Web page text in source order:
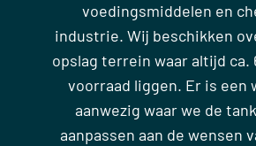
voedingsmiddelen en
industrie. Wij beschikken
opslag terrein waar altijd ca.
voorraad liggen. Er is een
aanwezig waar we de
aanpassen aan de wensen